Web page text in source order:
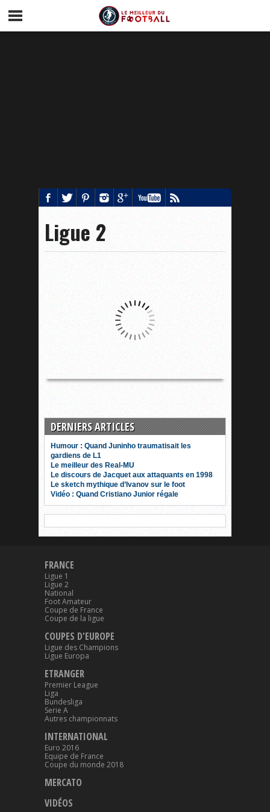
Ligue 2
DERNIERS ARTICLES
Humour : Quand Juninho traumatisait les
gardiens de L1
Le meilleur des Real-MU
Le discours de Jacquet aux attaquants en 1998
Le sketch mythique d’Ivanov sur le foot
Vidéo : Quand Cristiano Junior régale
FRANCE
Ligue 1
Ligue 2
National
Foot Amateur
Coupe de France
Coupe de la ligue
COUPES D'EUROPE
Ligue des Champions
Ligue Europa
ETRANGER
Premier League
Liga
Bundesliga
Serie A
Autres championnats
INTERNATIONAL
Euro 2016
Equipe de France
Coupe du monde 2018
MERCATO
VIDÉOS